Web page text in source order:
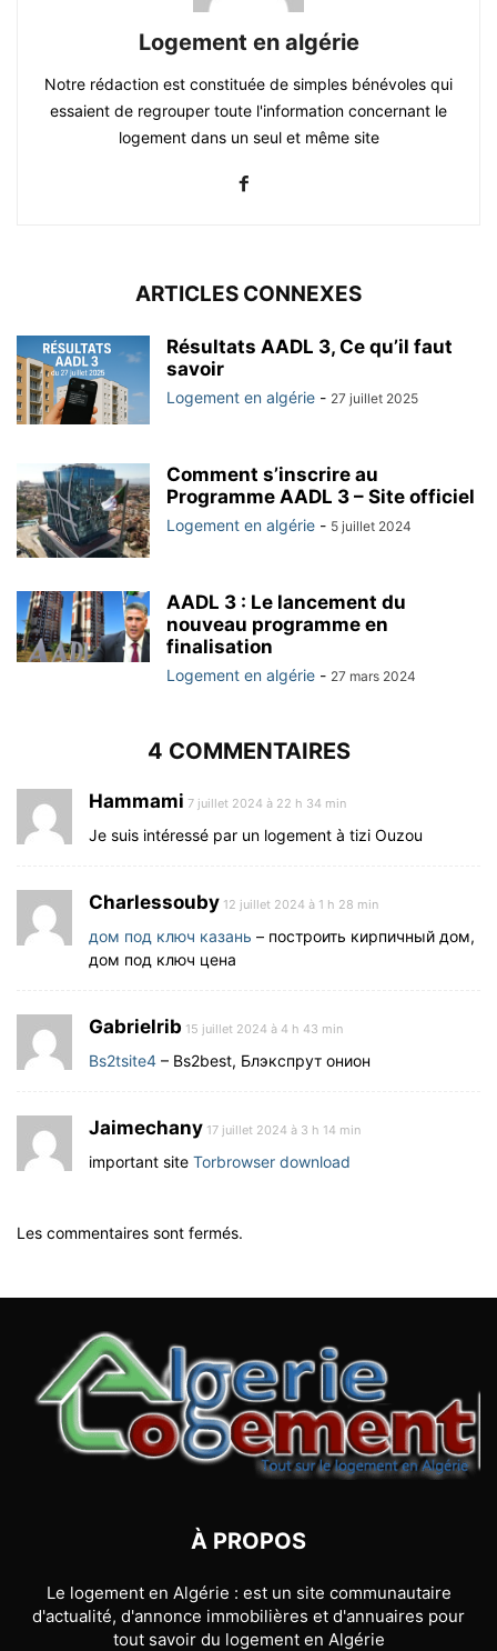
Logement en algérie
Notre rédaction est constituée de simples bénévoles qui
essaient de regrouper toute l'information concernant le
logement dans un seul et même site
ARTICLES CONNEXES
Résultats AADL 3, Ce qu’il faut
savoir
Logement en algérie - 27 juillet 2025
Comment s’inscrire au
Programme AADL 3 – Site officiel
Logement en algérie - 5 juillet 2024
AADL 3 : Le lancement du
nouveau programme en
finalisation
Logement en algérie - 27 mars 2024
4 COMMENTAIRES
Hammami 7 juillet 2024 à 22 h 34 min
Je suis intéressé par un logement à tizi Ouzou
Charlessouby 12 juillet 2024 à 1 h 28 min
дом под ключ казань – построить кирпичный дом,
дом под ключ цена
Gabrielrib 15 juillet 2024 à 4 h 43 min
Bs2tsite4 – Bs2best, Блэкспрут онион
Jaimechany 17 juillet 2024 à 3 h 14 min
important site Torbrowser download
Les commentaires sont fermés.
À PROPOS
Le logement en Algérie : est un site communautaire
d'actualité, d'annonce immobilières et d'annuaires pour
tout savoir du logement en Algérie